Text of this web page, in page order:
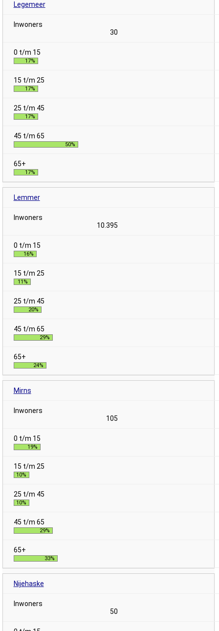
Legemeer
30
17%
17%
17%
50%
17%
Lemmer
10.395
16%
11%
20%
29%
24%
Mirns
105
19%
10%
10%
29%
33%
Nijehaske
50